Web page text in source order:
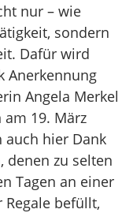
nur – wie
sondern
Dafür wird
Anerkennung
Angela Merkel
19. März
auch hier Dank
denen zu selten
Tagen an einer
Regale befüllt,